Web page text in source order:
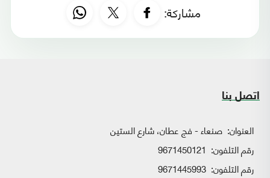
مشاركة:
اتصل بنا
العنوان: صنعاء - فج عطان، شارع الستين
رقم التلفون: 9671450121
رقم التلفون: 9671445993